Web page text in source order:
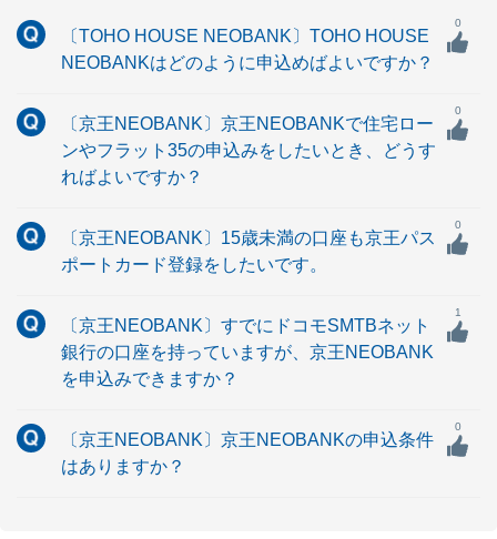
〔TOHO HOUSE NEOBANK〕TOHO HOUSE
NEOBANKはどのように申込めばよいですか？
0
〔京王NEOBANK〕京王NEOBANKで住宅ロー
ンやフラット35の申込みをしたいとき、どうす
ればよいですか？
0
〔京王NEOBANK〕15歳未満の口座も京王パス
ポートカード登録をしたいです。
0
〔京王NEOBANK〕すでにドコモSMTBネット
銀行の口座を持っていますが、京王NEOBANK
を申込みできますか？
1
〔京王NEOBANK〕京王NEOBANKの申込条件
はありますか？
0